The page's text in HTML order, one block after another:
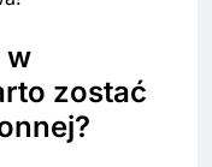
w
zostać